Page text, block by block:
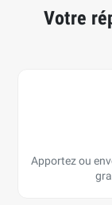
Votre
Apportez ou